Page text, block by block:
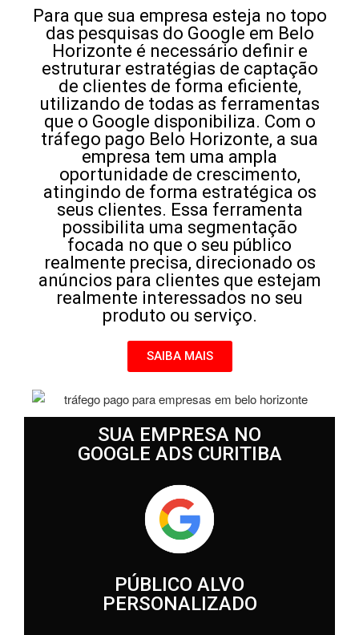
Para que sua empresa esteja no topo
das pesquisas do Google em Belo
Horizonte é necessário definir e
estruturar estratégias de captação
de clientes de forma eficiente,
utilizando de todas as ferramentas
que o Google disponibiliza. Com o
tráfego pago Belo Horizonte, a sua
empresa tem uma ampla
oportunidade de crescimento,
atingindo de forma estratégica os
seus clientes. Essa ferramenta
possibilita uma segmentação
focada no que o seu público
realmente precisa, direcionado os
anúncios para clientes que estejam
realmente interessados no seu
produto ou serviço.
SAIBA MAIS
SUA EMPRESA NO
GOOGLE ADS CURITIBA
PÚBLICO ALVO
PERSONALIZADO